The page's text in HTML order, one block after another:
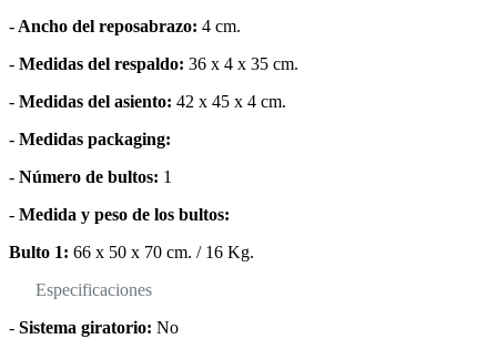
- Ancho del reposabrazo: 4 cm.
- Medidas del respaldo: 36 x 4 x 35 cm.
- Medidas del asiento: 42 x 45 x 4 cm.
- Medidas packaging:
- Número de bultos: 1
- Medida y peso de los bultos:
Bulto 1: 66 x 50 x 70 cm. / 16 Kg.
Especificaciones
- Sistema giratorio: No